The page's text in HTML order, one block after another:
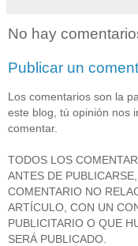
No hay
Publicar un
Los comentarios son la
este blog, tú opinión nos
comentar.
TODOS LOS
ANTES DE
COMENTARIO NO
ARTÍCULO, CON UN
PUBLICITARIO O QUE
SERÁ PUBLICADO.